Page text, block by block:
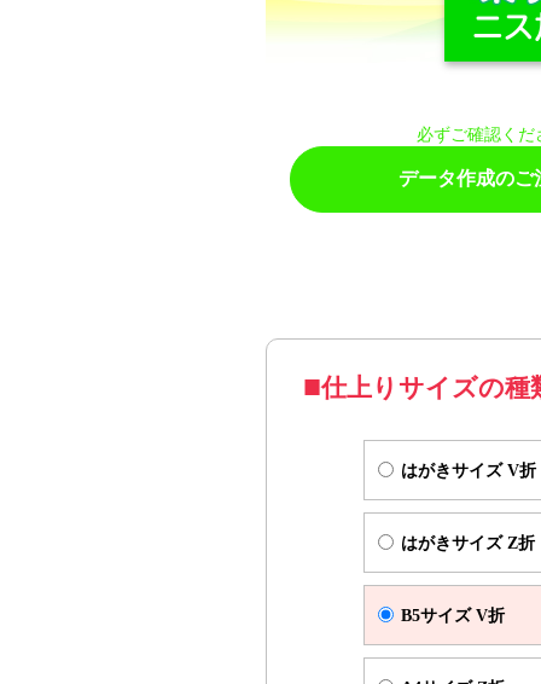
必ずご確認くだ
データ作成のご
仕上りサイズの種
はがきサイズ V折
はがきサイズ Z折
B5サイズ V折